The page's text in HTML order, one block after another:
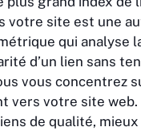
votre site est une
qui analyse
d’un lien sans
vous concentrez
vers votre site
de qualité,